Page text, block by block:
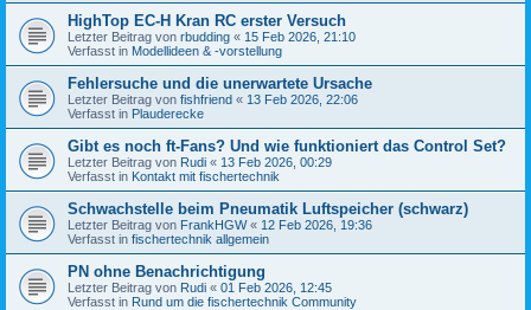
HighTop EC-H Kran RC erster Versuch
Letzter Beitrag von rbudding « 15 Feb 2026, 21:10
Verfasst in Modellideen & -vorstellung
Fehlersuche und die unerwartete Ursache
Letzter Beitrag von fishfriend « 13 Feb 2026, 22:06
Verfasst in Plauderecke
Gibt es noch ft-Fans? Und wie funktioniert das Control Set?
Letzter Beitrag von Rudi « 13 Feb 2026, 00:29
Verfasst in Kontakt mit fischertechnik
Schwachstelle beim Pneumatik Luftspeicher (schwarz)
Letzter Beitrag von FrankHGW« 12 Feb 2026, 19:36
Verfasst in fischertechnik allgemein
PN ohne Benachrichtigung
Letzter Beitrag von Rudi « 01 Feb 2026, 12:45
Verfasst in Rund um die fischertechnik Community